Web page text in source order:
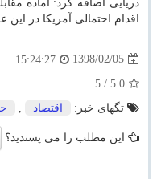
دریایی اضافه كرد: آماده
اقدام احتمالی آمریكا در
1398/02/05
15:24:27
5.0
/ 5
تگهای خبر:
اقتصاد ,
این مطلب را می پسندید؟